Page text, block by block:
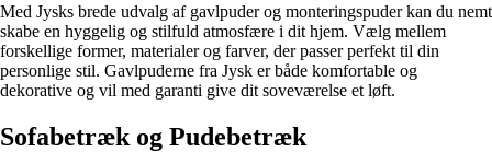
Med Jysks brede udvalg af gavlpuder og monteringspuder kan du nemt
skabe en hyggelig og stilfuld atmosfære i dit hjem. Vælg mellem
forskellige former, materialer og farver, der passer perfekt til din
personlige stil. Gavlpuderne fra Jysk er både komfortable og
dekorative og vil med garanti give dit soveværelse et løft.
Sofabetræk og Pudebetræk